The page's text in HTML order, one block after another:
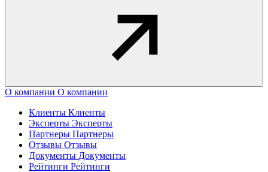
О компании О компании
Клиенты Клиенты
Эксперты Эксперты
Партнеры Партнеры
Отзывы Отзывы
Документы Документы
Рейтинги Рейтинги